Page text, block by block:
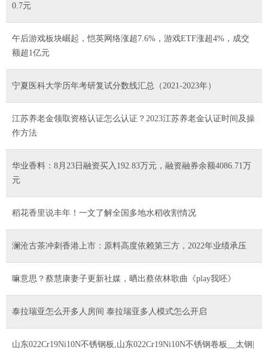
0.7元
午后游戏板块崛起，恺英网络涨超7.6%，游戏ETF涨超4%，成交
额超1亿元
宁夏医科大学历年考研复试分数线汇总（2021-2023年）
江苏养老金领取资格认证怎么认证？2023江苏养老金认证时间及操
作方法
华业香料：8月23日融资买入192.83万元，融资融券余额4086.71万
元
稻花香里说丰年！一文了解全国多地水稻收割情况
澜沧古茶冲刺香港上市：原料高度依赖第三方，2022年业绩承压
嘛意思？蔡慧康妻子更新社媒，晒出蔡依林歌曲《play我呸》
泰拉瑞亚怎么开多人房间 泰拉瑞亚多人模式怎么开启
山东022Cr19Ni10N不锈钢板,山东022Cr19Ni10N不锈钢卷板__太钢|